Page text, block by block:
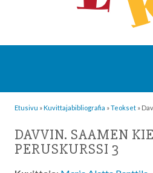
Etusivu »Kuvittaja­bibliografia »Teokset »
DAVVIN. SAAMEN
PERUSKURSSI 3